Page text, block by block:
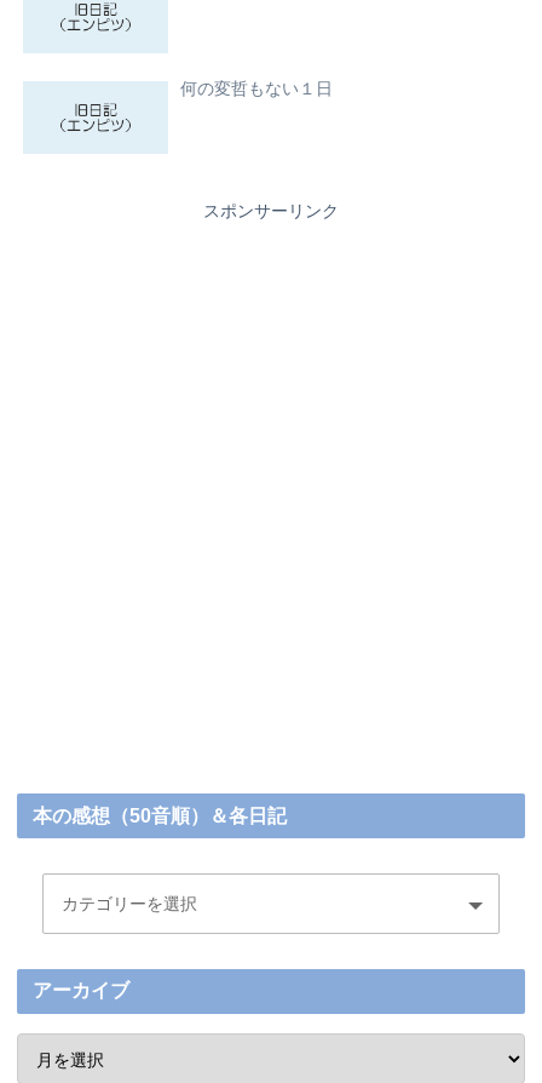
何の変哲もない１日
スポンサーリンク
本の感想（50音順）＆各日記
アーカイブ